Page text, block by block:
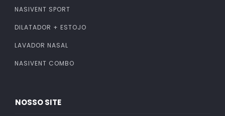
NASIVENT SPORT
DILATADOR + ESTOJO
LAVADOR NASAL
NASIVENT COMBO
NOSSO SITE